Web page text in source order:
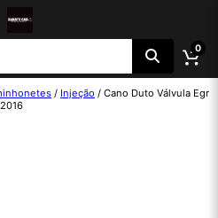
0
/ Injeção / Cano Duto Válvula Egr